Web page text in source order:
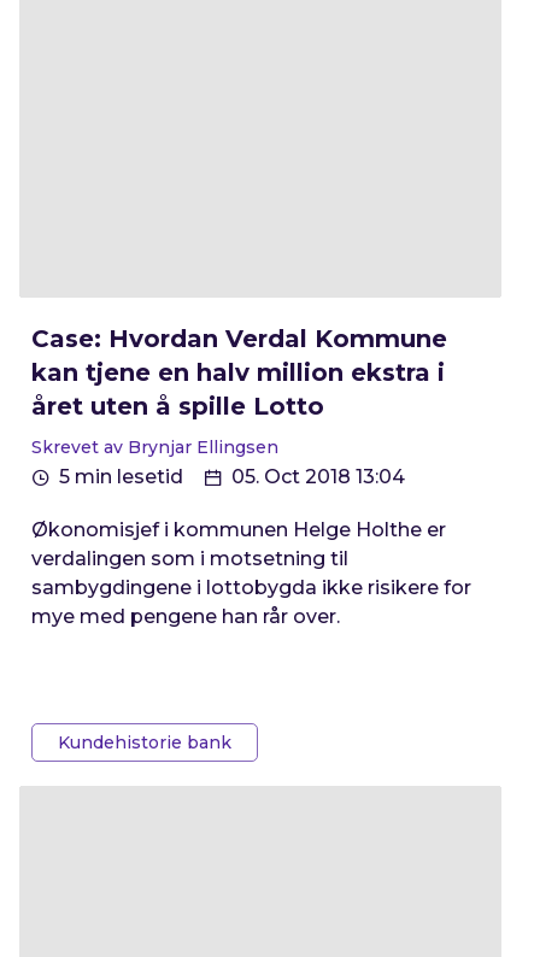
Case: Hvordan Verdal Kommune
kan tjene en halv million ekstra i
året uten å spille Lotto
Skrevet av Brynjar Ellingsen
5 min lesetid 05. Oct 2018 13:04
Økonomisjef i kommunen Helge Holthe er
verdalingen som i motsetning til
sambygdingene i lottobygda ikke risikere for
mye med pengene han rår over.
Kundehistorie bank